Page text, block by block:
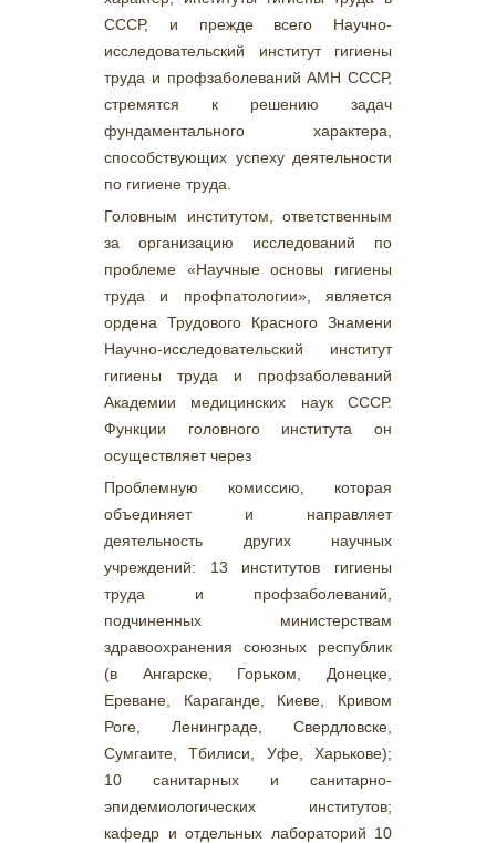
СССР, и прежде всего Научно-
исследовательский институт гигиены
труда и профзаболеваний АМН СССР,
стремятся к решению задач
фундаментального характера,
способствующих успеху деятельности
по гигиене труда.
Головным институтом, ответственным
за организацию исследований по
проблеме «Научные основы гигиены
труда и профпатологии», является
ордена Трудового Красного Знамени
Научно-исследовательский институт
гигиены труда и профзаболеваний
Академии медицинских наук СССР.
Функции головного института он
осуществляет через
Проблемную комиссию, которая
объединяет и направляет
деятельность других научных
учреждений: 13 институтов гигиены
труда и профзаболеваний,
подчиненных министерствам
здравоохранения союзных республик
(в Ангарске, Горьком, Донецке,
Ереване, Караганде, Киеве, Кривом
Роге, Ленинграде, Свердловске,
Сумгаите, Тбилиси, Уфе, Харькове);
10 санитарных и санитарно-
эпидемиологических институтов;
кафедр и отдельных лабораторий 10